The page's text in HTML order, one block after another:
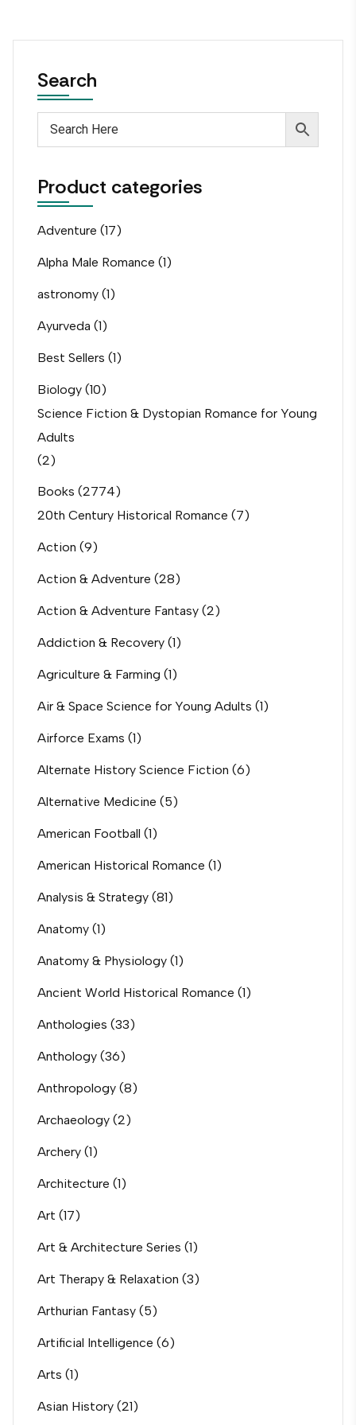
Search
Product categories
Adventure (17)
Alpha Male Romance (1)
astronomy (1)
Ayurveda (1)
Best Sellers (1)
Biology (10)
Science Fiction & Dystopian Romance for Young
Adults
(2)
Books (2774)
20th Century Historical Romance (7)
Action (9)
Action & Adventure (28)
Action & Adventure Fantasy (2)
Addiction & Recovery (1)
Agriculture & Farming (1)
Air & Space Science for Young Adults (1)
Airforce Exams (1)
Alternate History Science Fiction (6)
Alternative Medicine (5)
American Football (1)
American Historical Romance (1)
Analysis & Strategy (81)
Anatomy (1)
Anatomy & Physiology (1)
Ancient World Historical Romance (1)
Anthologies (33)
Anthology (36)
Anthropology (8)
Archaeology (2)
Archery (1)
Architecture (1)
Art (17)
Art & Architecture Series (1)
Art Therapy & Relaxation (3)
Arthurian Fantasy (5)
Artificial Intelligence (6)
Arts (1)
Asian History (21)